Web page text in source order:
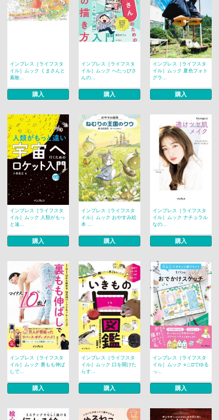
インプレス［ライフスタ
イル］ムック くまさんと
素敵...
購入
インプレス［ライフスタ
イル］ムック へたっぴさ
んの...
購入
インプレス［ライフスタ
イル］ムック 夏色フォト
グラ...
購入
インプレス［ライフスタ
イル］ムック 人類がもっ
と遠...
購入
インプレス［ライフスタ
イル］ムック おやすみ絵
本 ...
購入
インプレス［ライフスタ
イル］ムック ナチュラル
なの...
購入
インプレス［ライフスタ
イル］ムック 裏もも伸ば
しで...
購入
インプレス［ライフスタ
イル］ムック 口を開けた
らす...
購入
インプレス［ライフスタ
イル］ムック ○△□でゆる
っ...
購入